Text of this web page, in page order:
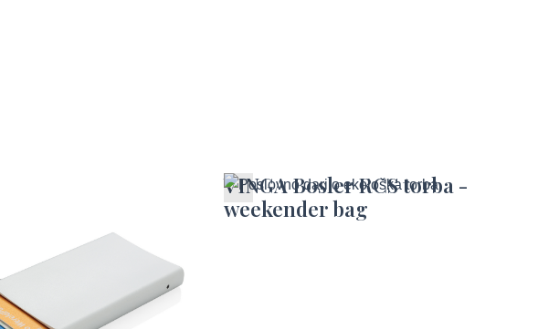
VINGA Bosler RCS torba -
weekender bag